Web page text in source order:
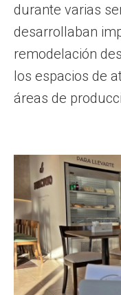
durante varias
desarrollaban
remodelación
los espacios de
áreas de